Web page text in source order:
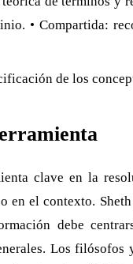
• Compartida:
de los
clave en la
en el contexto.
debe
Los